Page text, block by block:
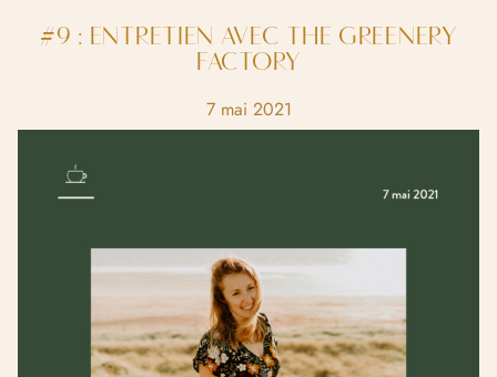
#9 : ENTRETIEN AVEC THE GREENERY
FACTORY
7 mai 2021